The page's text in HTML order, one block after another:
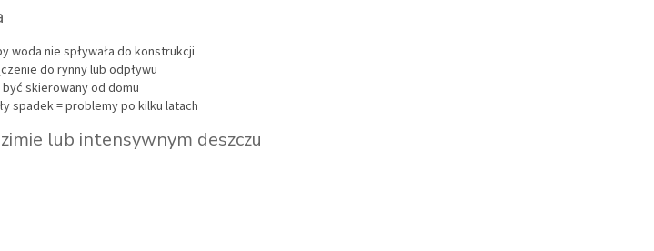
woda nie spływała do konstrukcji
do rynny lub odpływu
skierowany od domu
spadek = problemy po kilku latach
lub intensywnym deszczu